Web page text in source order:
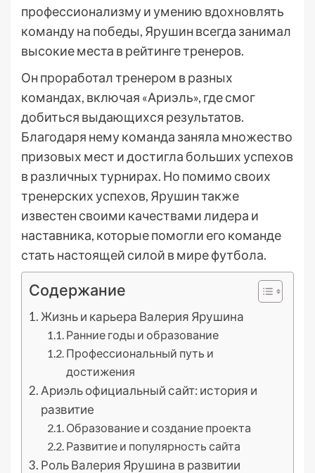
профессионализму и умению вдохновлять
команду на победы, Ярушин всегда занимал
высокие места в рейтинге тренеров.
Он проработал тренером в разных
командах, включая «Ариэль», где смог
добиться выдающихся результатов.
Благодаря нему команда заняла множество
призовых мест и достигла больших успехов
в различных турнирах. Но помимо своих
тренерских успехов, Ярушин также
известен своими качествами лидера и
наставника, которые помогли его команде
стать настоящей силой в мире футбола.
Содержание
Жизнь и карьера Валерия Ярушина
Ранние годы и образование
Профессиональный путь и
достижения
Ариэль официальный сайт: история и
развитие
Образование и создание проекта
Развитие и популярность сайта
Роль Валерия Ярушина в развитии